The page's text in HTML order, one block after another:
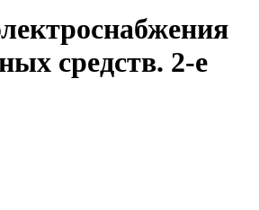
средств. 2-е